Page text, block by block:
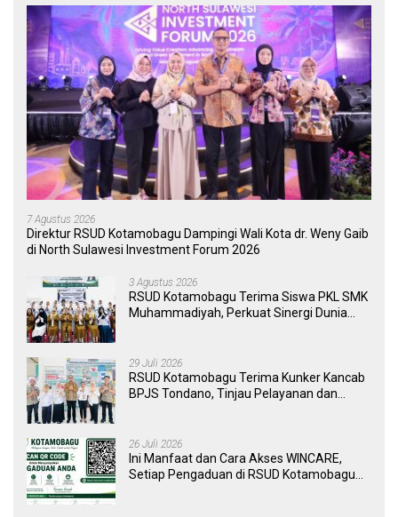
7 Agustus 2026
Direktur RSUD Kotamobagu Dampingi Wali Kota dr. Weny Gaib
di North Sulawesi Investment Forum 2026
3 Agustus 2026
RSUD Kotamobagu Terima Siswa PKL SMK
Muhammadiyah, Perkuat Sinergi Dunia
29 Juli 2026
RSUD Kotamobagu Terima Kunker Kancab
BPJS Tondano, Tinjau Pelayanan dan
26 Juli 2026
Ini Manfaat dan Cara Akses WINCARE,
Setiap Pengaduan di RSUD Kotamobagu